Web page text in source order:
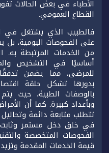
الأطباء في بعض الحالات
القطاع العمومي.
فالطبيب الذي يشتغل في
على الفحوصات اليومية،
من الخدمات المرتبطة به.
أساسيًا في التشخيص
للمرضى، مما يضمن
بدورها تشكل حلقة
بالوصفات الطبية، حيث
وبأعداد كبيرة. كما أن
تتطلب متابعة دائمة
في خلق دخل مستمر وثابت
الفحوصات المتخصصة
قيمة الخدمات المقدمة